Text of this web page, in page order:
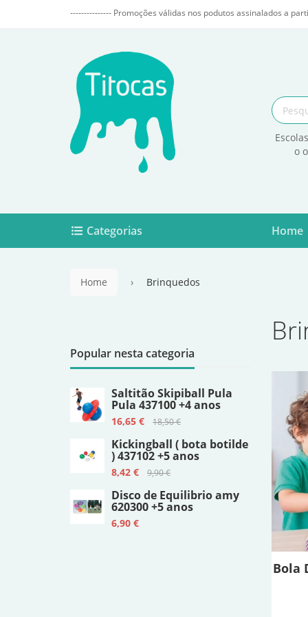
--------------- Promoções válidas nos podutos assinalados a
o
Home
Categorias
Home Brinquedos
Popular nesta categoria
Saltitão Skipiball Pula
Pula 437100 +4 anos
16,65 € 18,50 €
Kickingball ( bota botilde
) 437102 +5 anos
8,42 € 9,90 €
Disco de Equilibrio amy
620300 +5 anos
6,90 €
Bola